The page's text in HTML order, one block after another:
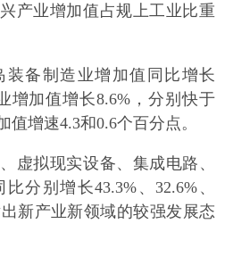
产业增加值占规上工业比重
装备制造业增加值同比增长
增加值增长8.6%，分别快于
增速4.3和0.6个百分点。
虚拟现实设备、集成电路、
分别增长43.3%、32.6%、
新产业新领域的较强发展态